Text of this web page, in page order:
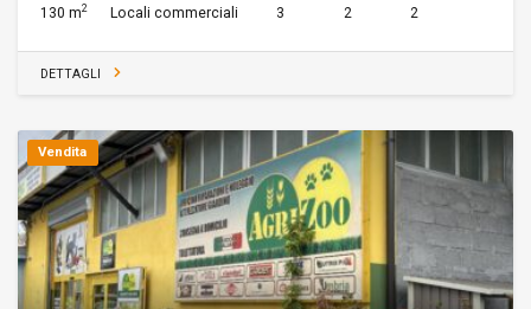
130 m2
Locali commerciali
3
2
2
DETTAGLI
Vendita